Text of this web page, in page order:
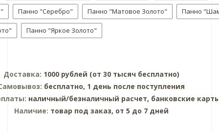
Панно "Серебро" Панно "Матовое Золото" Панно
Панно "Яркое Золото"
Доставка: 1000 рублей (от 30 тысяч бесплатно)
бесплатно, 1 день после поступления
наличный/безналичный расчет, банковские
Наличие: товар под заказ, от 5 до 7 дней